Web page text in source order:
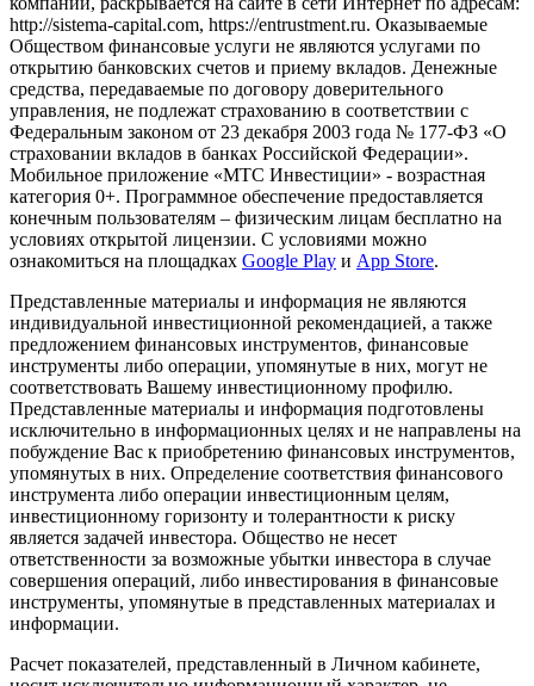
http://sistema-capital.com, https://entrustment.ru. Оказываемые
Обществом финансовые услуги не являются услугами по
открытию банковских счетов и приему вкладов. Денежные
средства, передаваемые по договору доверительного
управления, не подлежат страхованию в соответствии с
Федеральным законом от 23 декабря 2003 года № 177-ФЗ «О
страховании вкладов в банках Российской Федерации».
Мобильное приложение «МТС Инвестиции» - возрастная
категория 0+. Программное обеспечение предоставляется
конечным пользователям – физическим лицам бесплатно на
условиях открытой лицензии. С условиями можно
ознакомиться на площадках Google Play и App Store.
Представленные материалы и информация не являются
индивидуальной инвестиционной рекомендацией, а также
предложением финансовых инструментов, финансовые
инструменты либо операции, упомянутые в них, могут не
соответствовать Вашему инвестиционному профилю.
Представленные материалы и информация подготовлены
исключительно в информационных целях и не направлены на
побуждение Вас к приобретению финансовых инструментов,
упомянутых в них. Определение соответствия финансового
инструмента либо операции инвестиционным целям,
инвестиционному горизонту и толерантности к риску
является задачей инвестора. Общество не несет
ответственности за возможные убытки инвестора в случае
совершения операций, либо инвестирования в финансовые
инструменты, упомянутые в представленных материалах и
информации.
Расчет показателей, представленный в Личном кабинете,